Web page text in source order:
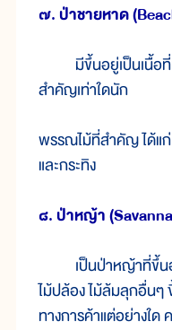
๗. ป่าชายหาด
มีขึ้นอยู่เป็นเนื้อที่เ
สำคัญเท่าใดนัก
พรรณไม้ที่สำคัญ ได้แก่
และกระทิง
๘. ป่าหญ้า
เป็นป่าหญ้าที่ขึ้นอ
ไม้ปล้อง ไม้ล้มลุกอื่นๆ
ทางการค้าแต่อย่างใด